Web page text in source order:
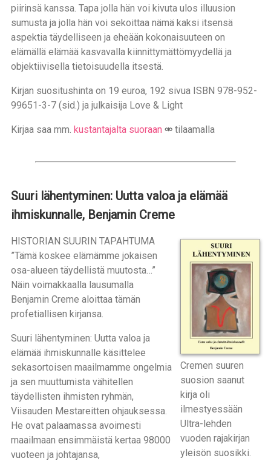
piirinsä kanssa. Tapa jolla hän voi kivuta ulos illuusion
sumusta ja jolla hän voi sekoittaa nämä kaksi itsensä
aspektia täydelliseen ja eheään kokonaisuuteen on
elämällä elämää kasvavalla kiinnittymättömyydellä ja
objektiivisella tietoisuudella itsestä.
Kirjan suositushinta on 19 euroa, 192 sivua ISBN 978-952-
99651-3-7 (sid.) ja julkaisija Love & Light
Kirjaa saa mm. kustantajalta suoraan tilaamalla
Suuri lähentyminen: Uutta valoa ja elämää
ihmiskunnalle, Benjamin Creme
Cremen suuren
suosion saanut
kirja oli
ilmestyessään
Ultra-lehden
vuoden rajakirjan
yleisön suosikki.
HISTORIAN SUURIN TAPAHTUMA
”Tämä koskee elämämme jokaisen
osa-alueen täydellistä muutosta…”
Näin voimakkaalla lausumalla
Benjamin Creme aloittaa tämän
profetiallisen kirjansa.
Suuri lähentyminen: Uutta valoa ja
elämää ihmiskunnalle käsittelee
sekasortoisen maailmamme ongelmia
ja sen muuttumista vähitellen
täydellisten ihmisten ryhmän,
Viisauden Mestareitten ohjauksessa.
He ovat palaamassa avoimesti
maailmaan ensimmäistä kertaa 98000
vuoteen ja johtajansa,